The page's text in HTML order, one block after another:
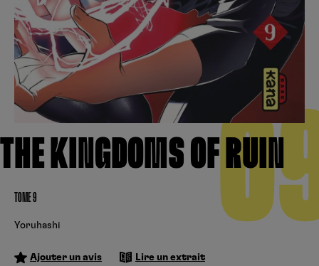
THE KINGDOMS OF RUIN
TOME 9
Yoruhashi
Ajouter un avis Lire un extrait
Se connecter S’inscrire
Hunter x Hunter
Fire Force
Black Butler